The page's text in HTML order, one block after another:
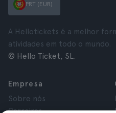
PRT (EUR)
A Hellotickets é a melhor
atividades em todo o mundo.
© Hello Ticket, SL.
Empresa
Sobre nós
Carreiras